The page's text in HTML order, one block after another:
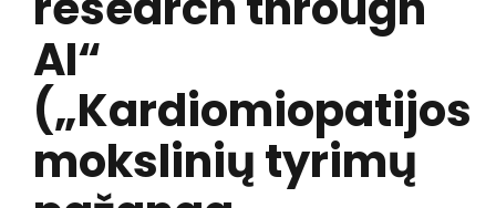
AI“
(„Kardiomiopatijos
mokslinių tyrimų